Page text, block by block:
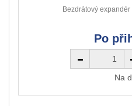
Bezdrátový
Po
Na